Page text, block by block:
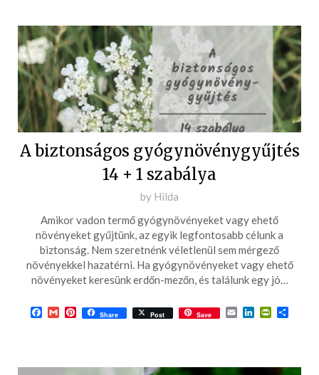
A biztonságos gyógynövénygyűjtés
14 + 1 szabálya
Posted
2024-
07-
12
by Hilda
Amikor vadon termő gyógynövényeket vagy ehető
növényeket gyűjtünk, az egyik legfontosabb célunk a
biztonság. Nem szeretnénk véletlenül sem mérgező
növényekkel hazatérni. Ha gyógynövényeket vagy ehető
növényeket keresünk erdőn-mezőn, és találunk egy jó…
Facebook
GmailPinterest
Share Post Save EmailLinkedIn